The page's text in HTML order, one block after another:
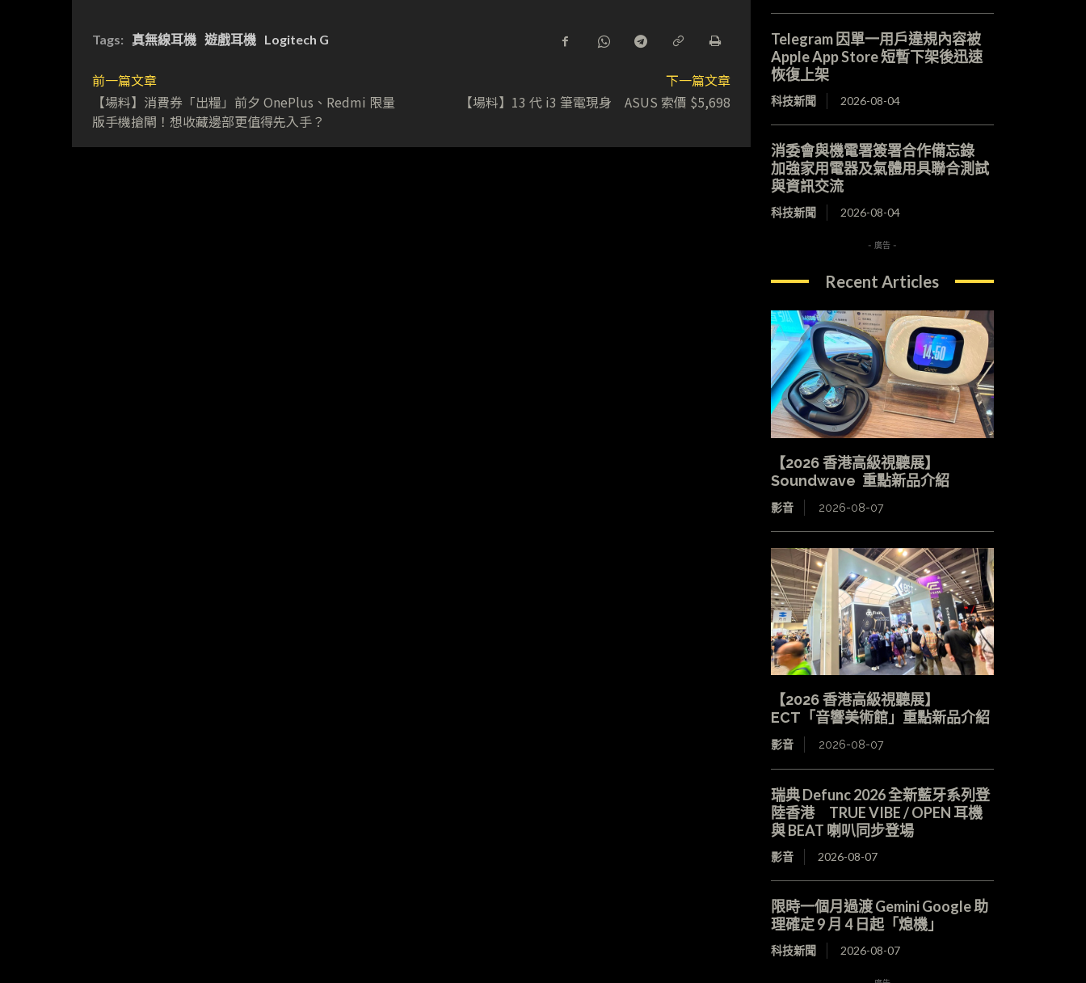
Tags: 真無線耳機 遊戲耳機 Logitech G
前一篇文章
【場料】消費券「出糧」前夕 OnePlus、Redmi 限量
版手機搶閘！想收藏邊部更值得先入手？
下一篇文章
【場料】13 代 i3 筆電現身 ASUS 索價 $5,698
Telegram 因單一用戶違規內容被
Apple App Store 短暫下架後迅速
恢復上架
科技新聞 2026-08-04
消委會與機電署簽署合作備忘錄
加強家用電器及氣體用具聯合測試
與資訊交流
科技新聞 2026-08-04
- 廣告 -
Recent Articles
【2026 香港高級視聽展】
Soundwave 重點新品介紹
影音 2026-08-07
【2026 香港高級視聽展】
ECT「音響美術館」重點新品介紹
影音 2026-08-07
瑞典 Defunc 2026 全新藍牙系列登
陸香港 TRUE VIBE / OPEN 耳機
與 BEAT 喇叭同步登場
影音 2026-08-07
限時一個月過渡 Gemini Google 助
理確定 9 月 4 日起「熄機」
科技新聞 2026-08-07